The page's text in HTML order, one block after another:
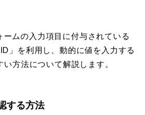
ムの入力項目に付与されている
」を利用し、動的に値を入力する
方法について解説します。
する方法